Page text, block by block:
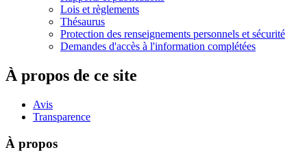
Lois et règlements
Thésaurus
Protection des renseignements personnels et sécurité
Demandes d'accès à l'information complétées
À propos de ce site
Avis
Transparence
À propos